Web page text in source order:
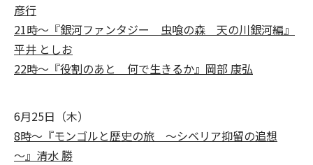
彦行
21時～『銀河ファンタジー 虫喰の森 天の川銀河編』
平井 としお
22時～『役割のあと 何で生きるか』岡部 康弘
6月25日（木）
8時～『モンゴルと歴史の旅 ～シベリア抑留の追想
～』清水 勝